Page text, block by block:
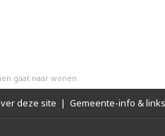
gaat naar wonen
deze site | Gemeente-info & links